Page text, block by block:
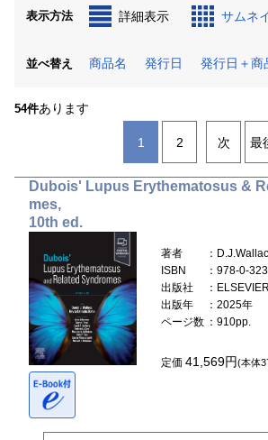
表示方法 詳細表示 サムネ
並べ替え 商品名 発行日 発行日＋商
54件あります
1 2 次 最
Dubois' Lupus Erythematosus &
mes,
10th ed.
著者
：
ISBN
：978-0-
出版社
：ELSEVIER
出版年
：2025年
ページ数 ：910pp.
定価41,569円(本体